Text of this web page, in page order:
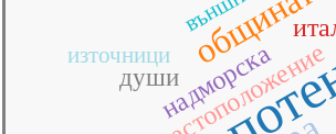
местоположение
надморска
души
източници